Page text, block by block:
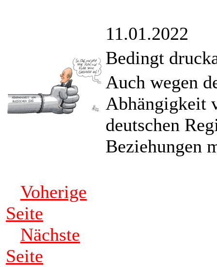
11.01.2022
Bedingt
Auch wegen
Abhängigkeit
deutschen
Beziehungen
Voherige
Seite
Nächste
Seite